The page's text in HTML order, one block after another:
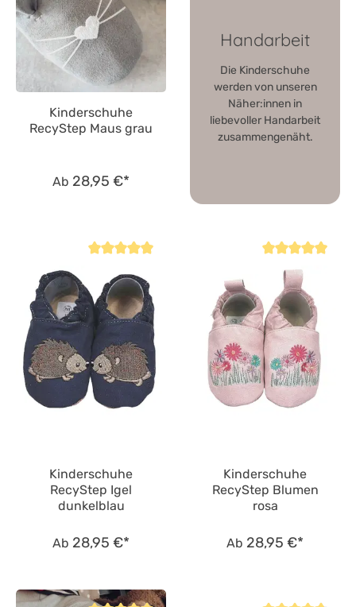
Handarbeit
Die Kinderschuhe
werden von unseren
Näher:innen in
liebevoller Handarbeit
zusammengenäht.
Kinderschuhe
RecyStep Maus grau
Ab 28,95 €*
Durchschnittliche Bewertung von 4.8 von 5 Sternen
Kinderschuhe
RecyStep Igel
dunkelblau
Ab 28,95 €*
Kinderschuhe
RecyStep Blumen
rosa
Ab 28,95 €*